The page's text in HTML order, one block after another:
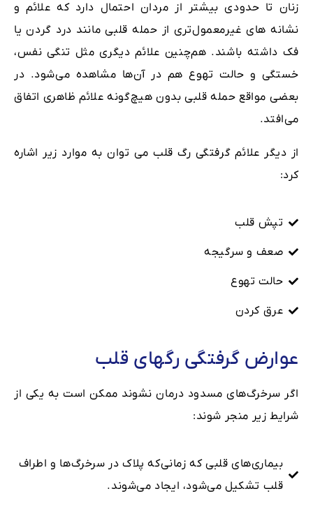
زنان تا حدودی بیشتر از مردان احتمال دارد که علائم و
نشانه های غیرمعمول‌تری از حمله قلبی مانند درد گردن یا
فک داشته باشند. هم‌چنین علائم دیگری مثل تنگی نفس،
خستگی و حالت تهوع هم در آن‌ها مشاهده می‌شود. در
بعضی مواقع حمله قلبی بدون هیچ‌‌گونه علائم ظاهری اتفاق
می‌افتد.
از دیگر علائم گرفتگی رگ قلب می توان به موارد زیر اشاره
کرد:
تپش قلب
صعف و سرگیجه
حالت تهوع
عرق کردن
عوارض گرفتگی رگهای قلب
اگر سرخرگ‌های مسدود درمان نشوند ممکن است به یکی از
شرایط زیر منجر شوند:
بیماری‌های قلبی که زمانی‌که پلاک در سرخرگ‌ها و اطراف
قلب تشکیل می‌شود، ایجاد می‌شوند.